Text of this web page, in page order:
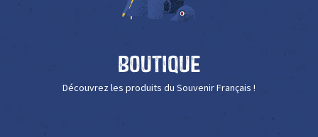
Boutique
Découvrez les produits du Souvenir Français !